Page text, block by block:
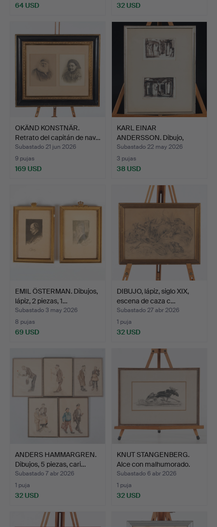
64 USD 32 USD
OKÄND KONSTNÄR.
Retrato del capitán de nav…
Subastado 21 jun 2026
9 pujas
169 USD
KARL EINAR
ANDERSSON. Dibujo,
firmado.
Subastado 22 may 2026
3 pujas
38 USD
EMIL ÖSTERMAN. Dibujos,
lápiz, 2 piezas, 1…
Subastado 3 may 2026
8 pujas
69 USD
DIBUJO, lápiz, siglo XIX,
escena de caza c…
Subastado 27 abr 2026
1 puja
32 USD
ANDERS HAMMARGREN.
Dibujos, 5 piezas, cari…
Subastado 7 abr 2026
1 puja
32 USD
KNUT STANGENBERG.
Alce con malhumorado.
Mo…
Subastado 6 abr 2026
1 puja
32 USD